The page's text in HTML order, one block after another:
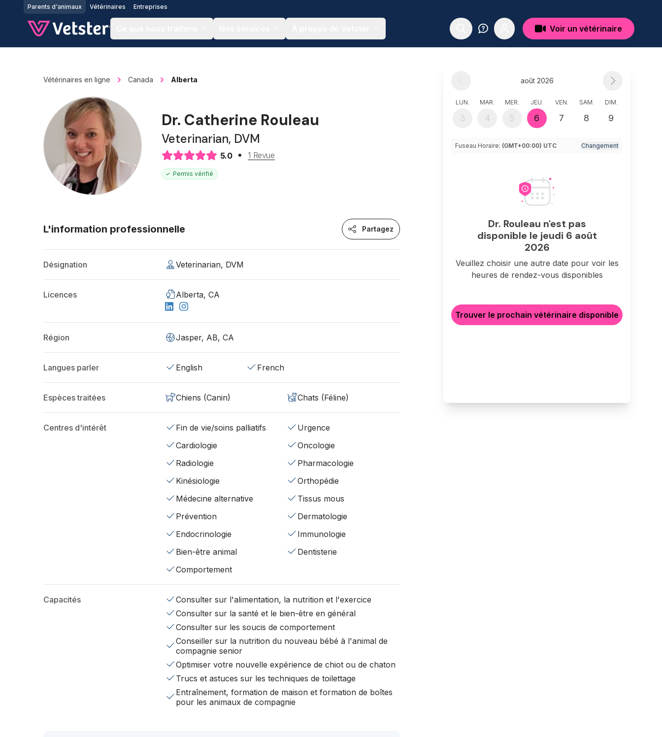
Jump to main content
Parents d'animaux Vétérinaires Entreprises
Voir un vétérinaire
Vétérinaires en ligne Canada Alberta
Dr. Catherine Rouleau
Veterinarian, DVM
5.0 1 Revue
Permis vérifié
L'information professionnelle Partagez
Désignation Veterinarian, DVM
Licences Alberta, CA
Région Jasper, AB, CA
Langues parler English French
Espèces traitées Chiens (Canin) Chats (Féline)
Centres d'intérêt Fin de vie/soins palliatifs
Urgence
Cardiologie
Oncologie
Radiologie
Pharmacologie
Kinésiologie
Orthopédie
Médecine alternative
Tissus mous
Prévention
Dermatologie
Endocrinologie
Immunologie
Bien-être animal
Dentisterie
Comportement
Capacités
Consulter sur l'alimentation, la nutrition et l'exercice
Consulter sur la santé et le bien-être en général
Consulter sur les soucis de comportement
Conseiller sur la nutrition du nouveau bébé à l'animal de
compagnie senior
Optimiser votre nouvelle expérience de chiot ou de chaton
Trucs et astuces sur les techniques de toilettage
Entraînement, formation de maison et formation de boîtes
pour les animaux de compagnie
août 2026
LUN.
3
MAR.
4
MER.
5
JEU.
6
VEN.
7
SAM.
8
DIM.
9
Fuseau Horaire: (GMT+00:00) UTC Changement
Dr. Rouleau n'est pas
disponible le jeudi 6 août
2026
Veuillez choisir une autre date pour voir les
heures de rendez-vous disponibles
Trouver le prochain vétérinaire disponible